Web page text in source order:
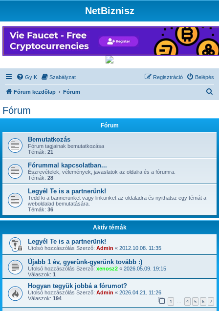
NetBiznisz
GyIK Szabályzat Belépés
Regisztráció
Fórum kezdőlap Fórum
Fórum
Fórum
Bemutatkozás
Fórum tagjainak bemutatkozása
Témák: 21
Fórummal kapcsolatban...
Észrevételek, vélemények, javaslatok az oldalra és a fórumra.
Témák: 28
Legyél Te is a partnerünk!
Tedd ki a bannerünket vagy linkünket az oldaladra és nyithatsz egy témát a
weboldalad bemutatására.
Témák: 36
Aktív témák
Legyél Te is a partnerünk!
Utolsó hozzászólás Szerző: Admin « 2012.10.08. 11:35
Újabb 1 év, gyerünk-gyerünk tovább :)
Utolsó hozzászólás Szerző: xenosz2 « 2026.05.09. 19:15
Válaszok: 1
Hogyan tegyük jobbá a fórumot?
Utolsó hozzászólás Szerző: Admin « 2026.04.21. 11:26
Válaszok: 194 1 … 4 5 6 7